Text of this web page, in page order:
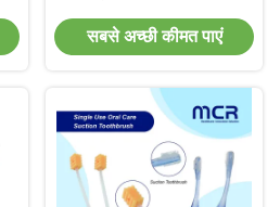
के लिए मौखिक सफाई
सबसे अच्छी कीमत पाएं